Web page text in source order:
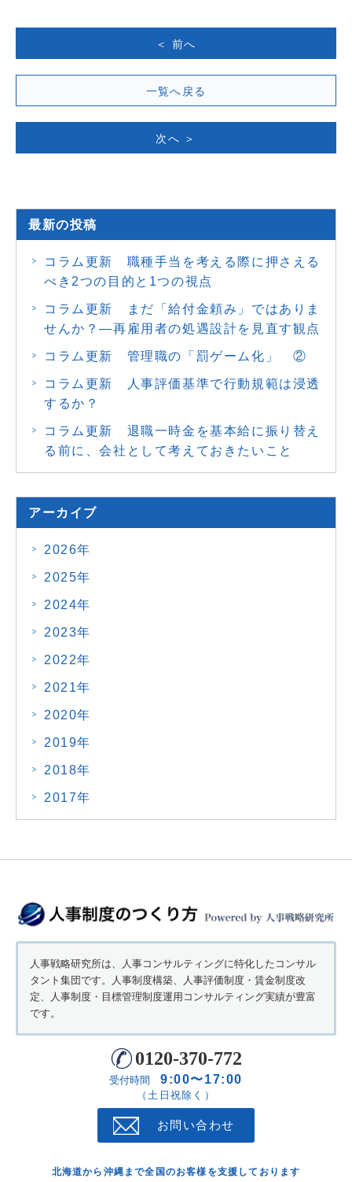
＜ 前へ
一覧へ戻る
次へ ＞
最新の投稿
コラム更新 職種手当を考える際に押さえる
べき2つの目的と1つの視点
コラム更新 まだ「給付金頼み」ではありま
せんか？―再雇用者の処遇設計を見直す観点
コラム更新 管理職の「罰ゲーム化」 ②
コラム更新 人事評価基準で行動規範は浸透
するか？
コラム更新 退職一時金を基本給に振り替え
る前に、会社として考えておきたいこと
アーカイブ
2026年
2025年
2024年
2023年
2022年
2021年
2020年
2019年
2018年
2017年
人事戦略研究所は、人事コンサルティングに特化したコンサル
タント集団です。人事制度構築、人事評価制度・賃金制度改
定、人事制度・目標管理制度運用コンサルティング実績が豊富
です。
0120-370-772
受付時間 9:00〜17:00
（土日祝除く）
お問い合わせ
北海道から沖縄まで全国のお客様を支援しております